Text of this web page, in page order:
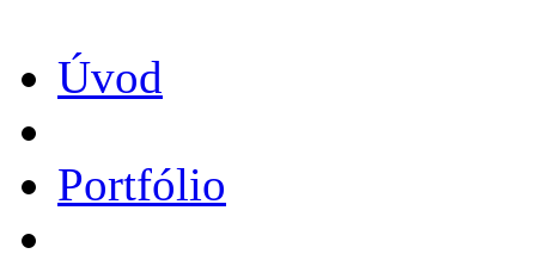
Úvod
Portfólio